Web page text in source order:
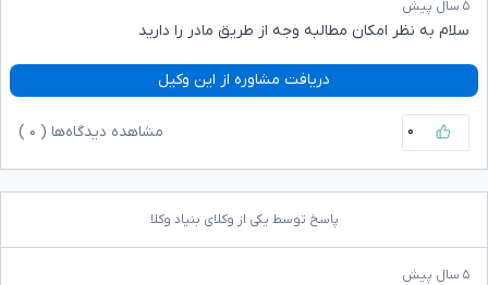
۵ سال پیش
سلام به نظر امکان مطالبه وجه از طریق مادر را دارید
دریافت مشاوره از این وکیل
۰ مشاهده دیدگاه‌ها ( ۰
پاسخ توسط یکی از وکلای بنیاد وکلا
۵ سال پیش